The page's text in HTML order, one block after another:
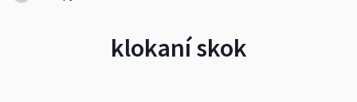
klokaní skok